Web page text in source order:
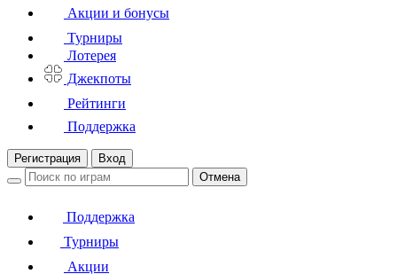
Акции и бонусы
Турниры
Лотерея
Джекпоты
Рейтинги
Поддержка
Регистрация
Вход
Отмена
Поддержка
Турниры
Акции